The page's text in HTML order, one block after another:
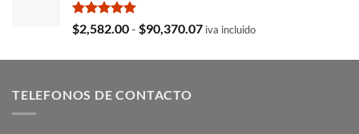
$35,369.97. $29,103.19.
Valorado
con
$2,582.00- $90,370.07Rango
precios:
iva incluido
TELEFONOS DE CONTACTO